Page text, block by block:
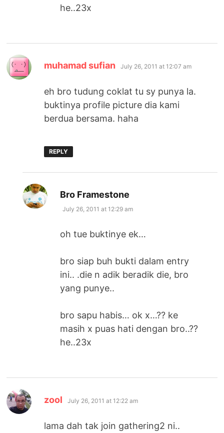
he..23x
muhamad sufian says:
July 26, 2011 at 12:07 am
eh bro tudung coklat tu sy punya la.
buktinya profile picture dia kami
berdua bersama. haha
REPLY
Bro Framestone
July 26, 2011 at 12:29 am
oh tue buktinye ek…
bro siap buh bukti dalam entry
ini.. .die n adik beradik die, bro
yang punye..
bro sapu habis… ok x…?? ke
masih x puas hati dengan bro..??
he..23x
zool says:
July 26, 2011 at 12:22 am
lama dah tak join gathering2 ni..